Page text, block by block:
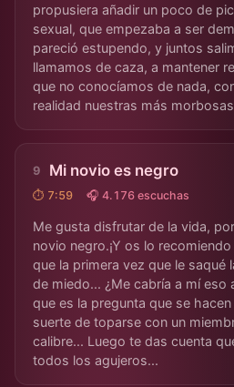
propusiera añadir un poco de
sexual, que empezaba a ser
pareció estupendo, y juntos
llamamos de caza, a mantener
que no conocíamos de nada,
realidad nuestras más
Mi novio es negro
⏱ 7:59 🎧 4.176 escuchas
Me gusta disfrutar de la vida,
novio negro.¡Y os lo
que la primera vez que le saqué
de miedo... ¿Me cabría a mí eso
que es la pregunta que se
suerte de toparse con un
calibre... Luego te das cuenta
todos los agujeros...